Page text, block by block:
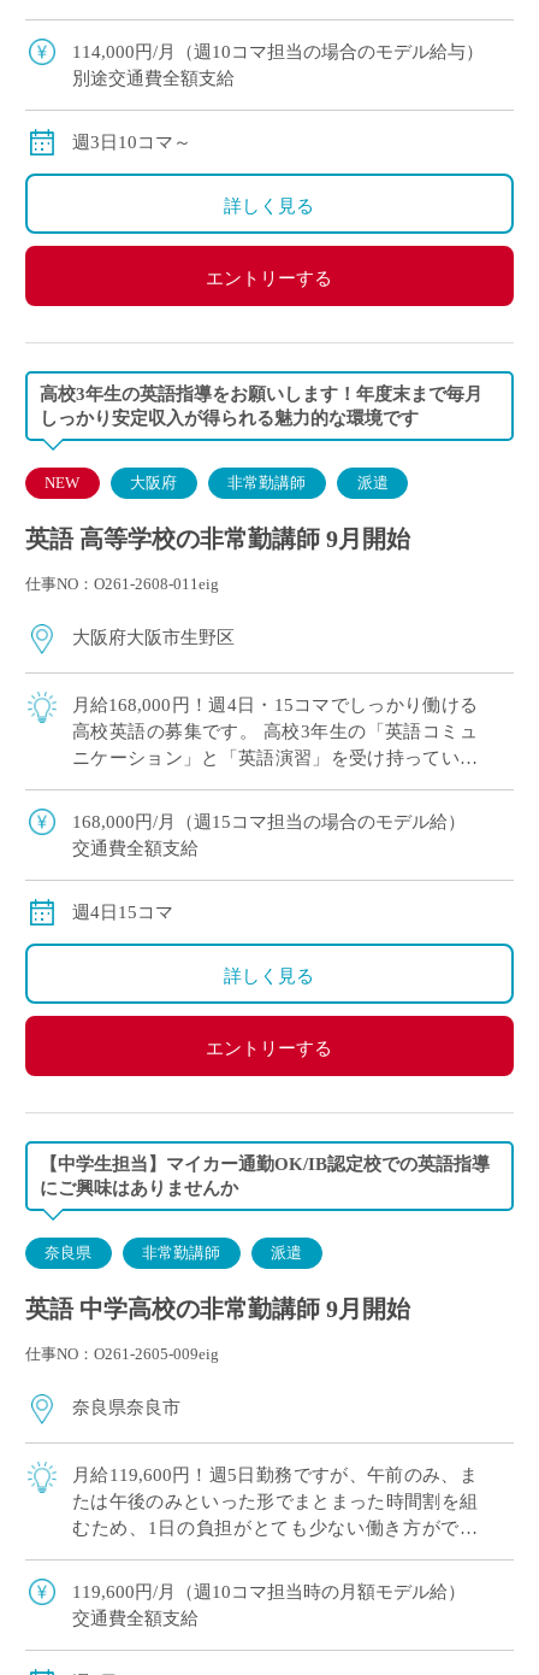
がら授業に取り組めます。 「週3日 […]
114,000円/月（週10コマ担当の場合のモデル給与）
別途交通費全額支給
週3日10コマ～
詳しく見る
エントリーする
高校3年生の英語指導をお願いします！年度末まで毎月
しっかり安定収入が得られる魅力的な環境です
NEW 大阪府 非常勤講師 派遣
英語 高等学校の非常勤講師 9月開始
仕事NO：O261-2608-011eig
大阪府大阪市生野区
月給168,000円！週4日・15コマでしっかり働ける
高校英語の募集です。 高校3年生の「英語コミュ
ニケーション」と「英語演習」を受け持っていた
も多いため、基礎からスモールス […]
168,000円/月（週15コマ担当の場合のモデル給）
交通費全額支給
週4日15コマ
詳しく見る
エントリーする
【中学生担当】マイカー通勤OK/IB認定校での英語指導
にご興味はありませんか
奈良県 非常勤講師 派遣
英語 中学高校の非常勤講師 9月開始
仕事NO：O261-2605-009eig
奈良県奈良市
月給119,600円！週5日勤務ですが、午前のみ、ま
たは午後のみといった形でまとまった時間割を組
むため、1日の負担がとても少ない働き方ができ
教育理念に掲げ、生徒一人ひとりが自 […]
119,600円/月（週10コマ担当時の月額モデル給）
交通費全額支給